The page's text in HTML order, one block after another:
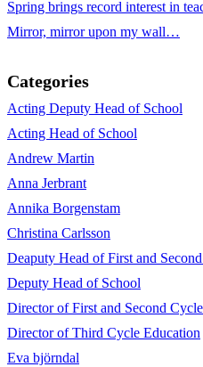
Spring brings record interest in
Mirror, mirror upon my wall…
Categories
Acting Deputy Head of School
Acting Head of School
Andrew Martin
Anna Jerbrant
Annika Borgenstam
Christina Carlsson
Deaputy Head of First and
Deputy Head of School
Director of First and Second
Director of Third Cycle Education
Eva björndal